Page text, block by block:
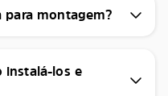
montagem?
instalá-los e